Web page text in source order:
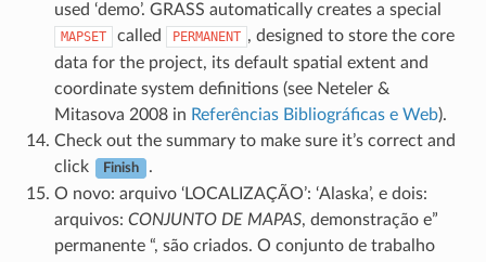
used ‘demo’. GRASS automatically creates a special
MAPSET called PERMANENT , designed to store the core
data for the project, its default spatial extent and
coordinate system definitions (see Neteler &
Mitasova 2008 in Referências Bibliográficas e Web).
Check out the summary to make sure it’s correct and
click
Finish
.
O novo: arquivo ‘LOCALIZAÇÃO’: ‘Alaska’, e dois:
arquivos: CONJUNTO DE MAPAS, demonstração e”
permanente “, são criados. O conjunto de trabalho